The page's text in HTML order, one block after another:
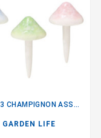
CHAMPIGNON ASS...
GARDEN LIFE